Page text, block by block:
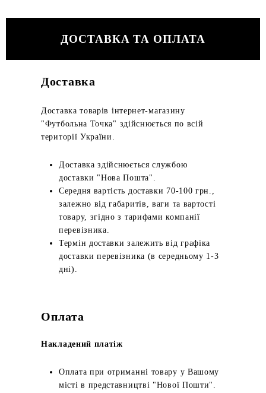
ДОСТАВКА ТА ОПЛАТА
Доставка
Доставка товарів інтернет-магазину
"Футбольна Точка" здійснюється по всій
території України.
Доставка здійснюється службою
доставки "Нова Пошта".
Середня вартість доставки 70-100 грн.,
залежно від габаритів, ваги та вартості
товару, згідно з тарифами компанії
перевізника.
Термін доставки залежить від графіка
доставки перевізника (в середньому 1-3
дні).
Оплата
Накладений платіж
Оплата при отриманні товару у Вашому
місті в представництві "Нової Пошти".